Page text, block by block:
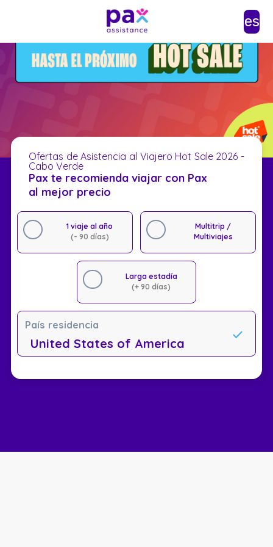
es
Ofertas de Asistencia al Viajero Hot Sale 2026 -
Cabo Verde
Pax te recomienda viajar con Pax
al mejor precio
1 viaje al año
(- 90 días)
Multitrip /
Multiviajes
Larga estadía
(+ 90 días)
País residencia
United States of America